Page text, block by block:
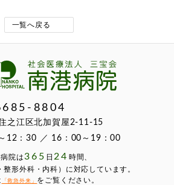
一覧へ戻る
8804
之江区北加賀屋2-11-15
12：30 ／ 16：00～19：00
院は365 ⽇ 24 時間、
整形外科・内科）に対応しています。
「救急外来」 をご覧ください。